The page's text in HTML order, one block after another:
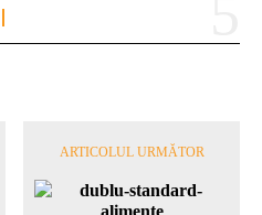
ARTICOLUL URMĂTOR